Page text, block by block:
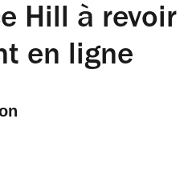
Hill à revoir
en ligne